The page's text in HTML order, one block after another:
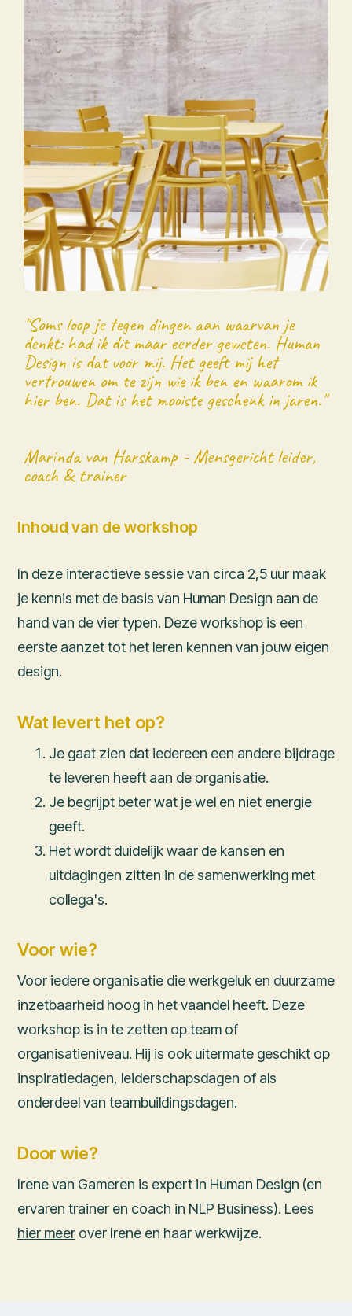
"Soms loop je tegen dingen aan waarvan je
denkt: had ik dit maar eerder geweten. Human
Design is dat voor mij. Het geeft mij het
vertrouwen om te zijn wie ik ben en waarom ik
hier ben. Dat is het mooiste geschenk in jaren."
Marinda van Harskamp - Mensgericht leider,
coach & trainer
Inhoud van de workshop
In deze interactieve sessie van circa 2,5 uur maak
je kennis met de basis van Human Design aan de
hand van de vier typen. Deze workshop is een
eerste aanzet tot het leren kennen van jouw eigen
design.
Wat levert het op?
Je gaat zien dat iedereen een andere bijdrage
te leveren heeft aan de organisatie.
Je begrijpt beter wat je wel en niet energie
geeft.
Het wordt duidelijk waar de kansen en
uitdagingen zitten in de samenwerking met
collega's.
Voor wie?
Voor iedere organisatie die werkgeluk en duurzame
inzetbaarheid hoog in het vaandel heeft. Deze
workshop is in te zetten op team of
organisatieniveau. Hij is ook uitermate geschikt op
inspiratiedagen, leiderschapsdagen of als
onderdeel van teambuildingsdagen.
Door wie?
Irene van Gameren is expert in Human Design (en
ervaren trainer en coach in NLP Business). Lees
hier meer over Irene en haar werkwijze.